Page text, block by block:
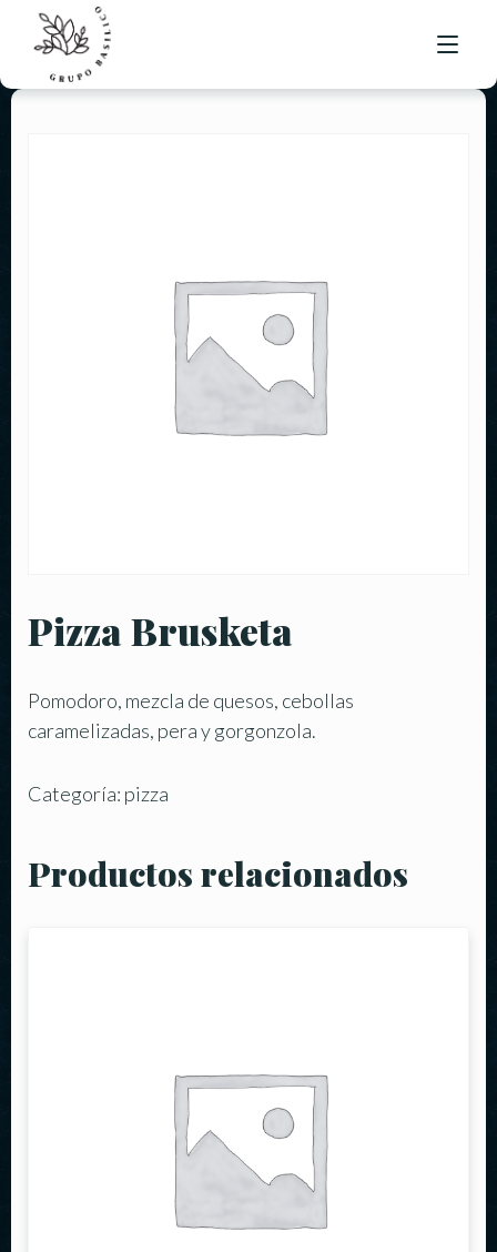
Pizza Brusketa
Pomodoro, mezcla de quesos, cebollas
caramelizadas, pera y gorgonzola.
Categoría: pizza
Productos relacionados